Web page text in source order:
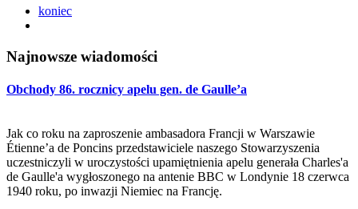
koniec
Najnowsze wiadomości
Obchody 86. rocznicy apelu gen. de Gaulle’a
Jak co roku na zaproszenie ambasadora Francji w Warszawie
Étienne’a de Poncins przedstawiciele naszego Stowarzyszenia
uczestniczyli w uroczystości upamiętnienia apelu generała Charles'a
de Gaulle'a wygłoszonego na antenie BBC w Londynie 18 czerwca
1940 roku, po inwazji Niemiec na Francję.